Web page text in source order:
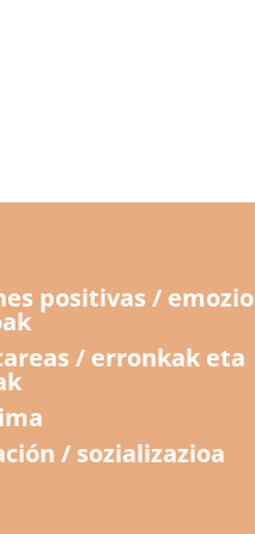
positivas / emozio
/ erronkak eta
/ sozializazioa